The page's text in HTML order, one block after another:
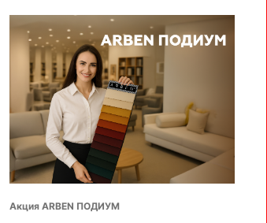
Акция ARBEN ПОДИУМ